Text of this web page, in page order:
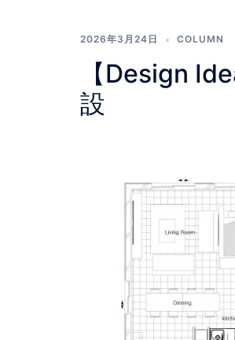
2026年3月24日 COLUMN
【Design
設